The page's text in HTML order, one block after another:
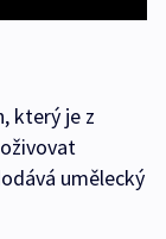
který je z
umělecký